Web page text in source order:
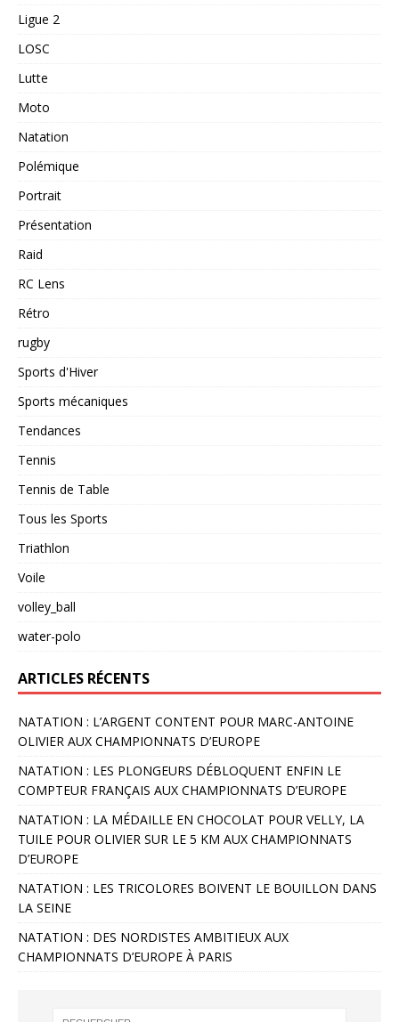
Ligue 2
LOSC
Lutte
Moto
Natation
Polémique
Portrait
Présentation
Raid
RC Lens
Rétro
rugby
Sports d'Hiver
Sports mécaniques
Tendances
Tennis
Tennis de Table
Tous les Sports
Triathlon
Voile
volley_ball
water-polo
ARTICLES RÉCENTS
NATATION : L’ARGENT CONTENT POUR MARC-ANTOINE
OLIVIER AUX CHAMPIONNATS D’EUROPE
NATATION : LES PLONGEURS DÉBLOQUENT ENFIN LE
COMPTEUR FRANÇAIS AUX CHAMPIONNATS D’EUROPE
NATATION : LA MÉDAILLE EN CHOCOLAT POUR VELLY, LA
TUILE POUR OLIVIER SUR LE 5 KM AUX CHAMPIONNATS
D’EUROPE
NATATION : LES TRICOLORES BOIVENT LE BOUILLON DANS
LA SEINE
NATATION : DES NORDISTES AMBITIEUX AUX
CHAMPIONNATS D’EUROPE À PARIS